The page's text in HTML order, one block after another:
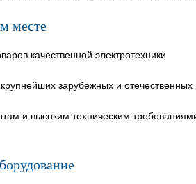
месте
качественной электротехники
зарубежных и отечественных
и высоким техническим